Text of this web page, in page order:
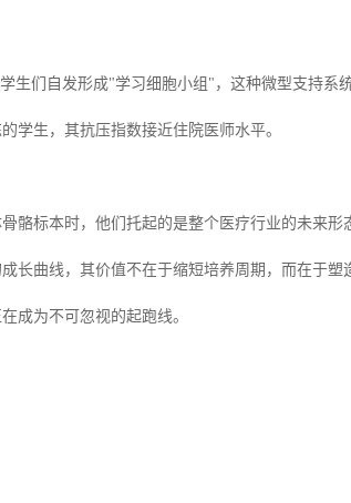
生们自发形成"学习细胞小组"，这种微型支持系
学生，其抗压指数接近住院医师水平。
骼标本时，他们托起的是整个医疗行业的未来形
长曲线，其价值不在于缩短培养周期，而在于塑
成为不可忽视的起跑线。